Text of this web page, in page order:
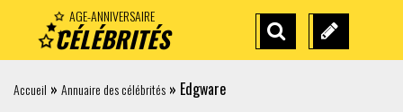
AGE-ANNIVERSAIRE
CÉLÉBRITÉS
RECHERCHE SUGGÉREZ
Accueil » Annuaire des célébrités » Edgware